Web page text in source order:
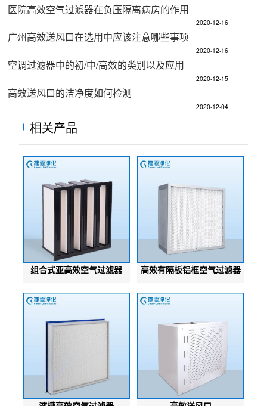
医院高效空气过滤器在负压隔离病房的作用
2020-12-16
广州高效送风口在选用中应该注意哪些事项
2020-12-16
空调过滤器中的初/中/高效的类别以及应用
2020-12-15
高效送风口的洁净度如何检测
2020-12-04
相关产品
组合式亚高效空气过滤器 高效有隔板铝框空气过滤器